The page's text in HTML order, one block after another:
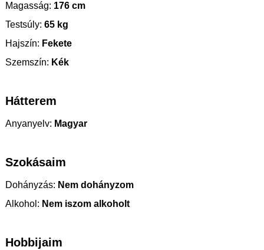
Magasság: 176 cm
Testsúly: 65 kg
Hajszín: Fekete
Szemszín: Kék
Hátterem
Anyanyelv: Magyar
Szokásaim
Dohányzás: Nem dohányzom
Alkohol: Nem iszom alkoholt
Hobbijaim